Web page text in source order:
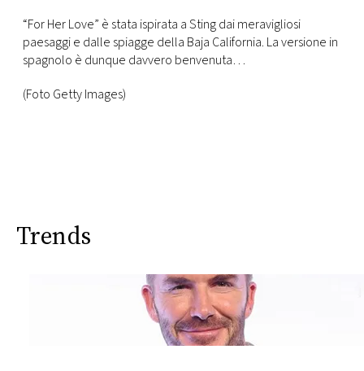
“For Her Love” è stata ispirata a Sting dai meravigliosi
paesaggi e dalle spiagge della Baja California. La versione in
spagnolo è dunque davvero benvenuta…
(Foto Getty Images)
Trends